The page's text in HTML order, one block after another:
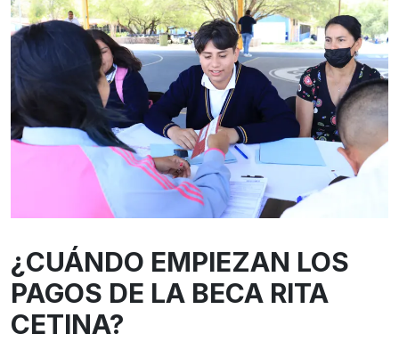
¿CUÁNDO EMPIEZAN LOS
PAGOS DE LA BECA RITA
CETINA?